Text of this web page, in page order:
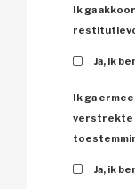
Ik ga
Ja, ik
Ik ga
verstrekte
Ja, ik